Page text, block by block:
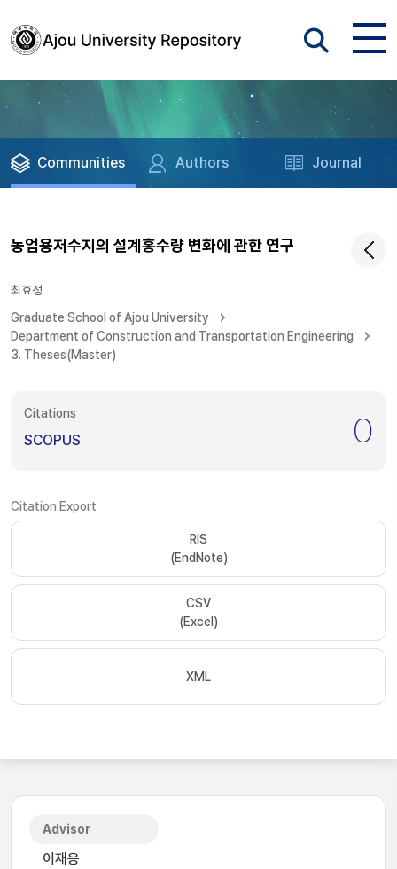
Communities Authors Journal
농업용저수지의 설계홍수량 변화에 관한 연구
최효정
Graduate School of Ajou University
Department of Construction and Transportation Engineering
3. Theses(Master)
Citations
SCOPUS 0
Citation Export
RIS
(EndNote)
CSV
(Excel)
XML
Advisor
이재응